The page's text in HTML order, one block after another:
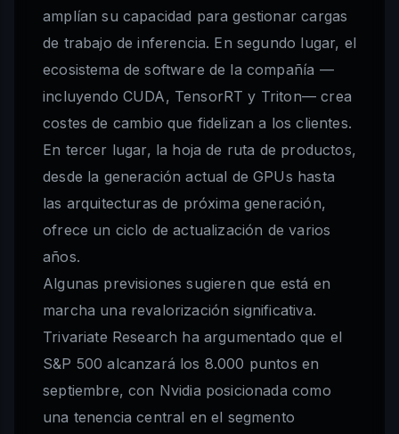
amplían su capacidad para gestionar cargas
de trabajo de inferencia. En segundo lugar, el
ecosistema de software de la compañía —
incluyendo CUDA, TensorRT y Triton— crea
costes de cambio que fidelizan a los clientes.
En tercer lugar, la hoja de ruta de productos,
desde la generación actual de GPUs hasta
las arquitecturas de próxima generación,
ofrece un ciclo de actualización de varios
años.
Algunas previsiones sugieren que está en
marcha una revalorización significativa.
Trivariate Research ha argumentado que el
S&P 500 alcanzará los 8.000 puntos en
septiembre, con Nvidia posicionada como
una tenencia central en el segmento